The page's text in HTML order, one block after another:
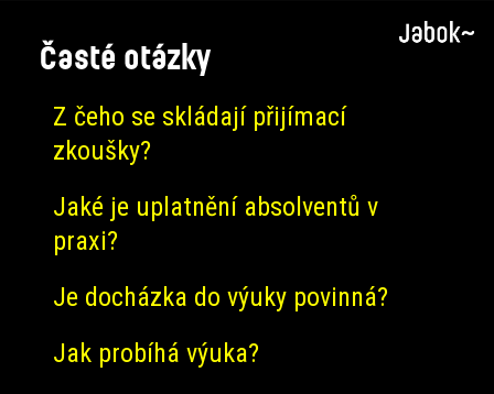
Časté otázky
Z čeho se skládají přijímací
zkoušky?
Jaké je uplatnění absolventů v
praxi?
Je docházka do výuky povinná?
Jak probíhá výuka?